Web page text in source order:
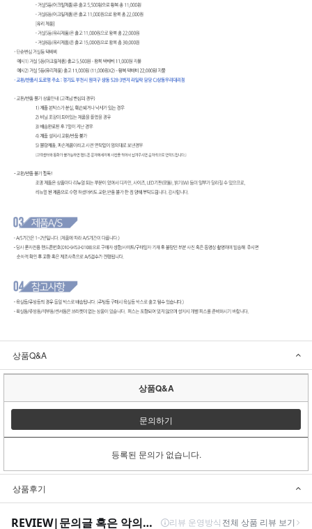
상품Q&A
상품Q&A
문의하기
등록된 문의가 없습니다.
상품후기